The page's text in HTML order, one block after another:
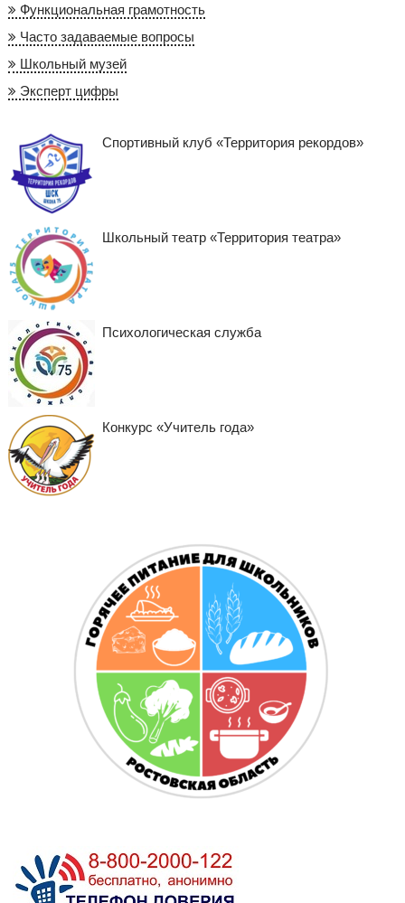
Функциональная грамотность
Часто задаваемые вопросы
Школьный музей
Эксперт цифры
Спортивный клуб «Территория рекордов»
Школьный театр «Территория театра»
Психологическая служба
Конкурс «Учитель года»